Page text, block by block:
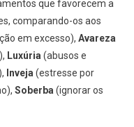
que favorecem a
comparando-os aos
em excesso), Avareza
Luxúria (abusos e
Inveja (estresse por
Soberba (ignorar os